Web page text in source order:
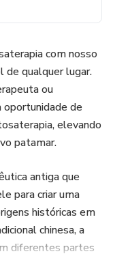
com nosso
de qualquer lugar.
ou
de
elevando
patamar.
antiga que
para criar uma
históricas em
chinesa, a
diferentes partes